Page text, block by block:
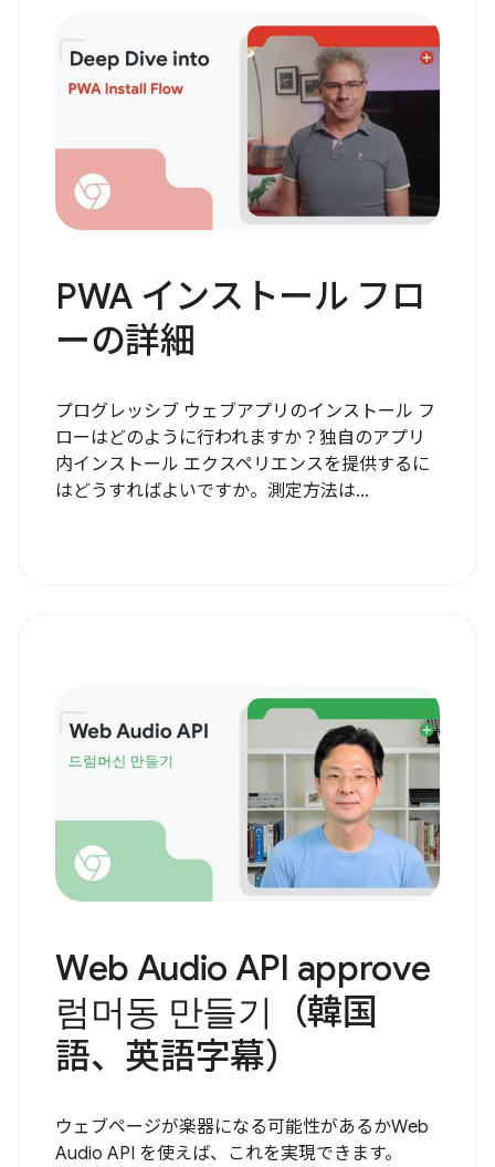
PWA インストール フロ
ーの詳細
プログレッシブ ウェブアプリのインストール フ
ローはどのように行われますか？独自のアプリ
内インストール エクスペリエンスを提供するに
はどうすればよいですか。測定方法は...
Web Audio API approve
럼머동 만들기（韓国
語、英語字幕）
ウェブページが楽器になる可能性があるかWeb
Audio API を使えば、これを実現できます。